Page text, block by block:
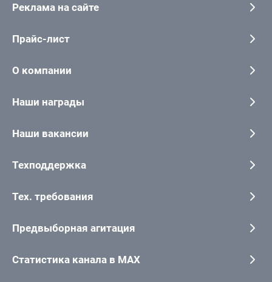
Реклама на сайте
Прайс-лист
О компании
Наши награды
Наши вакансии
Техподдержка
Тех. требования
Предвыборная агитация
Статистика канала в MAX